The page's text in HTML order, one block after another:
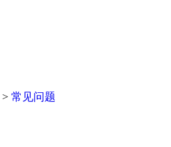
> 常见问题